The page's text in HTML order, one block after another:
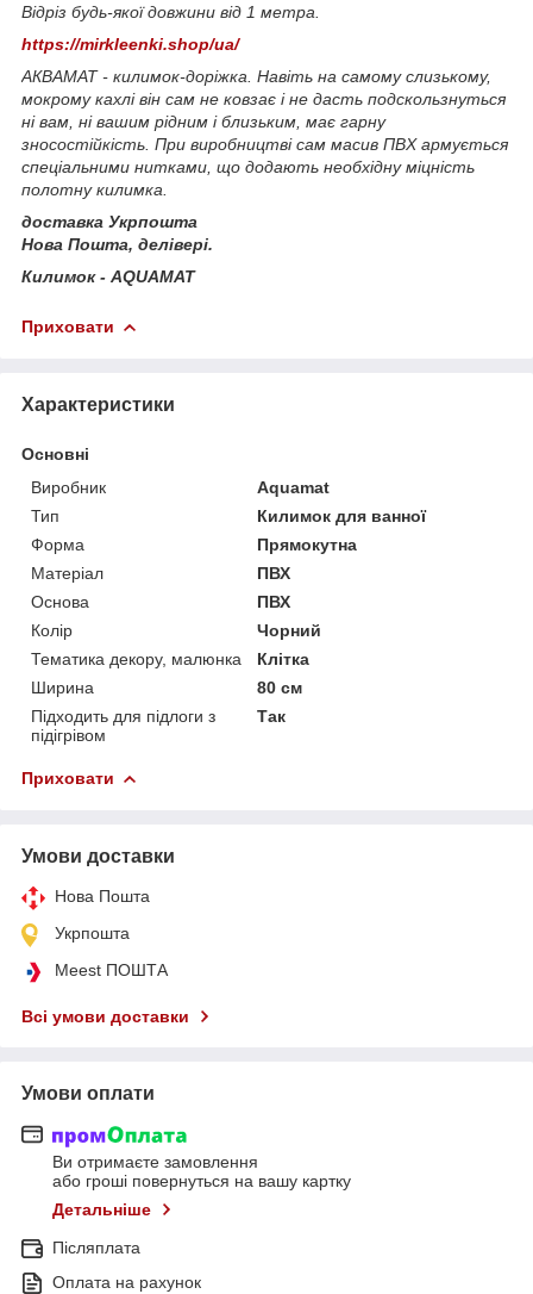
Відріз будь-якої довжини від 1 метра.
https://mirkleenki.shop/ua/
АКВАМАТ - килимок-доріжка. Навіть на самому слизькому,
мокрому кахлі він сам не ковзає і не дасть подскользнуться
ні вам, ні вашим рідним і близьким, має гарну
зносостійкість. При виробництві сам масив ПВХ армується
спеціальними нитками, що додають необхідну міцність
полотну килимка.
доставка Укрпошта
Нова Пошта, делівері.
Килимок - AQUAMAT
Приховати
Характеристики
Основні
Виробник
Aquamat
Тип
Килимок для ванної
Форма
Прямокутна
Матеріал
ПВХ
Основа
ПВХ
Колір
Чорний
Тематика декору, малюнка
Клітка
Ширина
80 см
Підходить для підлоги з
підігрівом
Так
Приховати
Умови доставки
Нова Пошта
Укрпошта
Meest ПОШТА
Всі умови доставки
Умови оплати
Ви отримаєте замовлення
або гроші повернуться на вашу картку
Детальніше
Післяплата
Оплата на рахунок